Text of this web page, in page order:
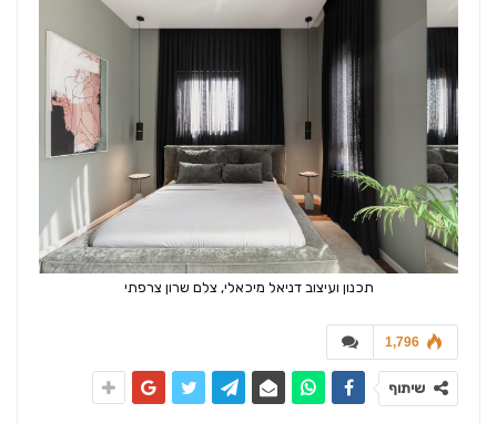
תכנון ועיצוב דניאל מיכאלי, צלם שרון צרפתי
1,796
שיתוף